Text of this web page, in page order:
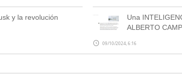
y la revolución
Una
ALBERTO
09/10/2024, 6:16